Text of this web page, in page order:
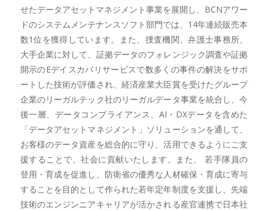
せたデータアセットマネジメント事業を展開し、BCNアワー
ドのシステムメンテナンスソフト部門では、14年連続販売本
数1位を獲得しています。また、捜査機関、弁護士事務所、
大手企業に対して、証拠データのフォレンジック調査や証拠
開示のEデイスカバリサービスで数多くの事件の解決をサポ
ートした技術が評価され、経済産業大臣賞を受けたグループ
企業のリーガルテック社のリーガルデータ事業を統合し、今
後一層、データコンプライアンス、AI・DXデータを含めた
「データアセットマネジメント」ソリューションを通して、
お客様のデータ資産を総合的に守り、活用できるようにご支
援することで、社会に貢献いたします。また、 若手隊員の
登用・育成を促進し、防衛省の優秀な人材確保・育成に寄与
することを目的として作られた若年定年制度を支援し、先端
技術のエンジンニアキャリアが活かされる産官連携で日本社